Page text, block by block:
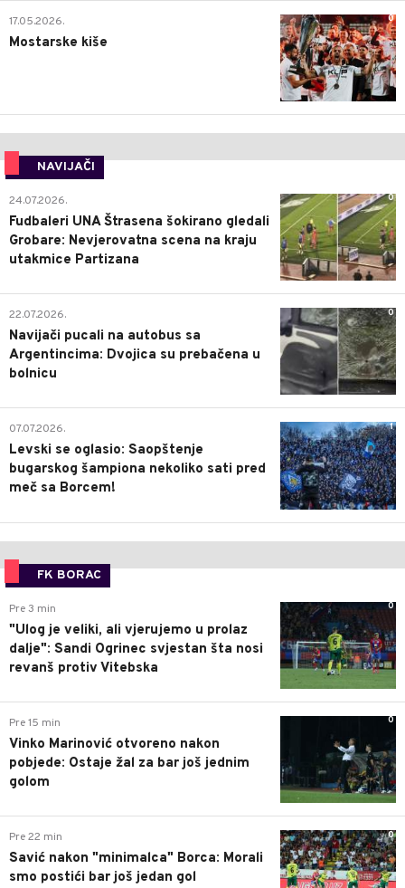
0
17.05.2026.
Mostarske kiše
NAVIJAČI
0
24.07.2026.
Fudbaleri UNA Štrasena šokirano gledali
Grobare: Nevjerovatna scena na kraju
utakmice Partizana
0
22.07.2026.
Navijači pucali na autobus sa
Argentincima: Dvojica su prebačena u
bolnicu
1
07.07.2026.
Levski se oglasio: Saopštenje
bugarskog šampiona nekoliko sati pred
meč sa Borcem!
FK BORAC
0
Pre 3 min
"Ulog je veliki, ali vjerujemo u prolaz
dalje": Sandi Ogrinec svjestan šta nosi
revanš protiv Vitebska
0
Pre 15 min
Vinko Marinović otvoreno nakon
pobjede: Ostaje žal za bar još jednim
golom
0
Pre 22 min
Savić nakon "minimalca" Borca: Morali
smo postići bar još jedan gol